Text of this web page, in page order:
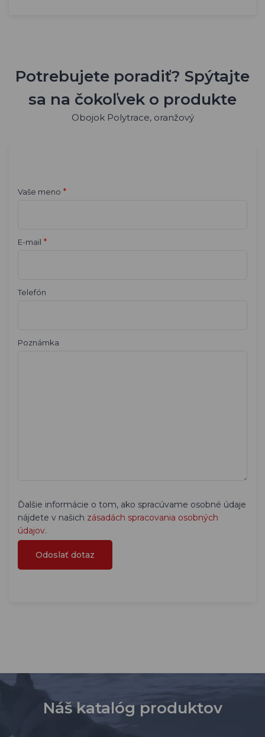
Potrebujete poradiť? Spýtajte
sa na čokoľvek o produkte
Obojok Polytrace, oranžový
Vaše meno *
E-mail *
Telefón
Poznámka
Ďalšie informácie o tom, ako spracúvame osobné údaje
nájdete v našich zásadách spracovania osobných
údajov.
Náš katalóg produktov